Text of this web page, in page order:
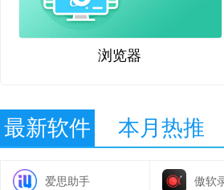
浏览器
最新软件 本月热推
爱思助手 傲软